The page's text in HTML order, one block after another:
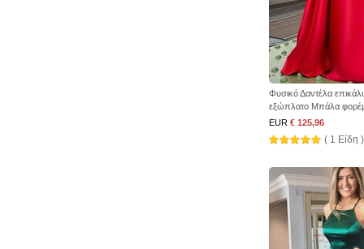
Φυσικό Δαντέλα
εξώπλατο Μπάλα
EUR € 125,96
( 1 Είδη )